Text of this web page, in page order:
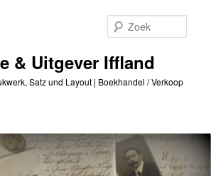
& Uitgever Iffland
Satz und Layout | Boekhandel / Verkoop